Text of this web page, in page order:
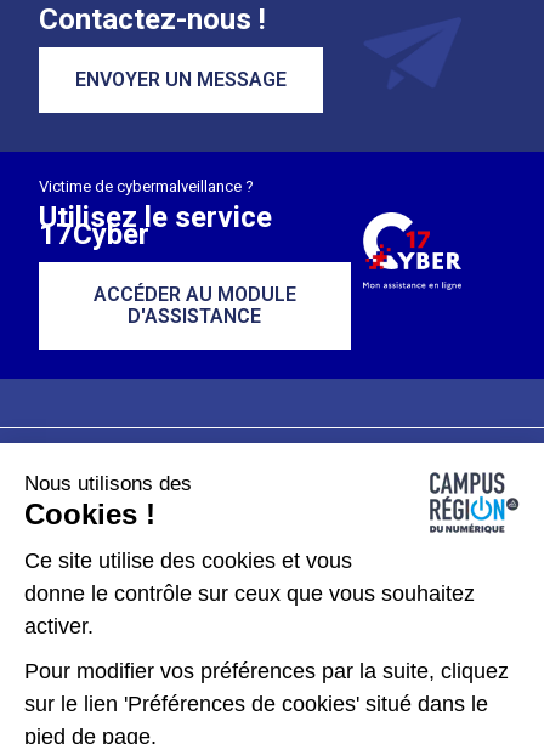
Contactez-nous !
ENVOYER UN MESSAGE
Victime de cybermalveillance ?
Utilisez le service
17Cyber
ACCÉDER AU MODULE
D'ASSISTANCE
Plan du site
Données personnelles
Gérer les cookies
Kit de communication
Accessibilité : partiellement conforme
Nous utilisons des
Cookies !
Ce site utilise des cookies et vous
donne le contrôle sur ceux que vous souhaitez
activer.
Pour modifier vos préférences par la suite, cliquez
sur le lien 'Préférences de cookies' situé dans le
pied de page.